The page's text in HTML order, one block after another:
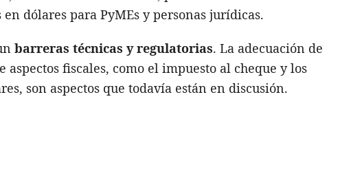
dólares para PyMEs y personas jurídicas.
barreras técnicas y regulatorias. La adecuación de
fiscales, como el impuesto al cheque y los
son aspectos que todavía están en discusión.